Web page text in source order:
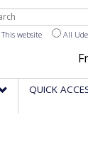
la
website All
QUICK